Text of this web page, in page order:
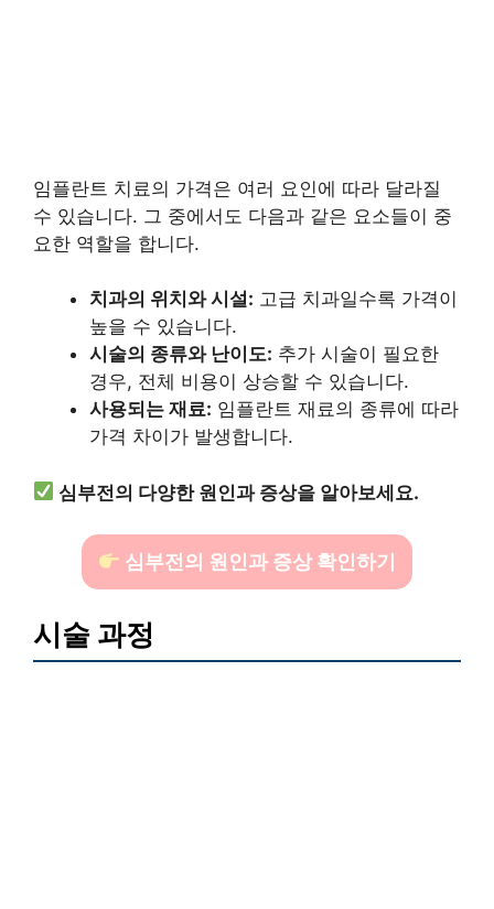
임플란트 치료의 가격은 여러 요인에 따라 달라질
수 있습니다. 그 중에서도 다음과 같은 요소들이 중
요한 역할을 합니다.
치과의 위치와 시설: 고급 치과일수록 가격이
높을 수 있습니다.
시술의 종류와 난이도: 추가 시술이 필요한
경우, 전체 비용이 상승할 수 있습니다.
사용되는 재료: 임플란트 재료의 종류에 따라
가격 차이가 발생합니다.
심부전의 다양한 원인과 증상을 알아보세요.
심부전의 원인과 증상 확인하기
시술 과정